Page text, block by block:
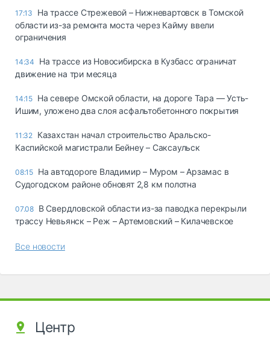
17:13
На трассе Стрежевой – Нижневартовск в Томской
области из-за ремонта моста через Кайму ввели
ограничения
14:34
На трассе из Новосибирска в Кузбасс ограничат
движение на три месяца
14:15 На севере Омской области, на дороге Тара — Усть-
Ишим, уложено два слоя асфальтобетонного покрытия
11:32 Казахстан начал строительство Аральско-
Каспийской магистрали Бейнеу – Саксаульск
08:15 На автодороге Владимир – Муром – Арзамас в
Судогодском районе обновят 2,8 км полотна
07.08 В Свердловской области из-за паводка перекрыли
трассу Невьянск – Реж – Артемовский – Килачевское
Все новости
Центр